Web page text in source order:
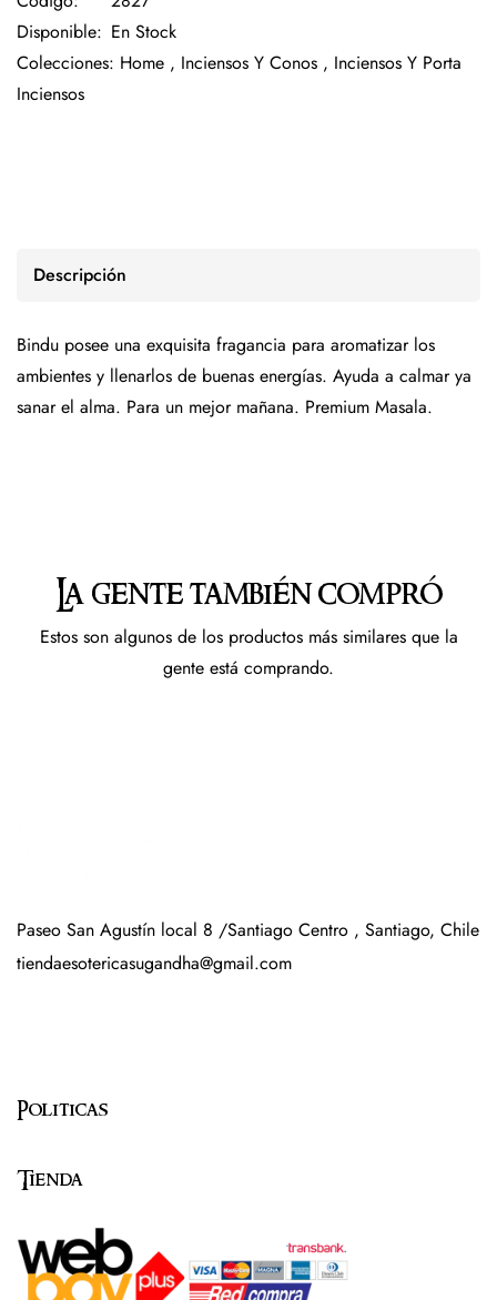
Disponible: En Stock
Colecciones: Home , Inciensos Y Conos , Inciensos Y Porta
Inciensos
Descripción
Bindu posee una exquisita fragancia para aromatizar los
ambientes y llenarlos de buenas energías. Ayuda a calmar ya
sanar el alma. Para un mejor mañana. Premium Masala.
La gente también compró
Estos son algunos de los productos más similares que la
gente está comprando.
Paseo San Agustín local 8 /Santiago Centro , Santiago, Chile
tiendaesotericasugandha@gmail.com
Politicas
Tienda